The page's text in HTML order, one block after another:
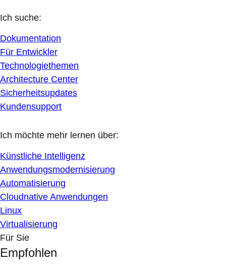
Ich suche:
Dokumentation
Für Entwickler
Technologiethemen
Architecture Center
Sicherheitsupdates
Kundensupport
Ich möchte mehr lernen über:
Künstliche Intelligenz
Anwendungsmodernisierung
Automatisierung
Cloudnative Anwendungen
Linux
Virtualisierung
Für Sie
Empfohlen